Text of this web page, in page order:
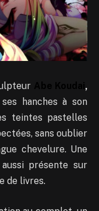
,
hanches à son
teintes pastelles
sans oublier
chevelure. Une
présente sur
de livres.